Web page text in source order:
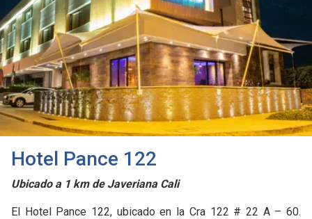
Hotel Pance 122
Ubicado a 1 km de Javeriana Cali
El Hotel Pance 122, ubicado en la Cra 122 # 22 A – 60.